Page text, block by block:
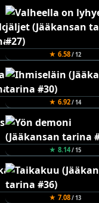
★ 6.58/ 12
★ 6.92/ 14
★ 8.14/ 15
★ 7.08/ 13